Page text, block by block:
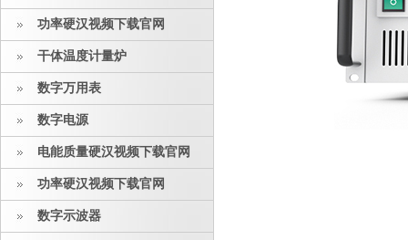
功率硬汉视频下载官网
干体温度计量炉
数字万用表
数字电源
电能质量硬汉视频下载官网
功率硬汉视频下载官网
数字示波器